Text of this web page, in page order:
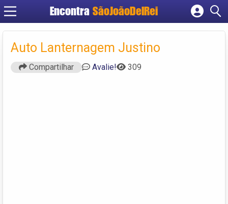
Encontra SãoJoãoDelRei
Cadastrar empresa
Criar conta
Auto Lanternagem Justino
Compartilhar Avalie! 309